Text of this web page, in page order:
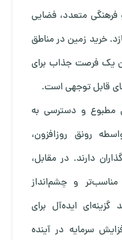
متعدد، فضایی
خرید زمین در مناطق
یک فرصت جذاب برای
قابل توجهی است.
مطبوع و دسترسی به
رونق روزافزون،
دارند. در مقابل،
و چشم‌انداز
ایده‌آل برای
سرمایه در آینده